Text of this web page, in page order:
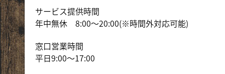
サービス提供時間
年中無休 8:00～20:00(※時間外対応可能)
窓口営業時間
平日9:00～17:00